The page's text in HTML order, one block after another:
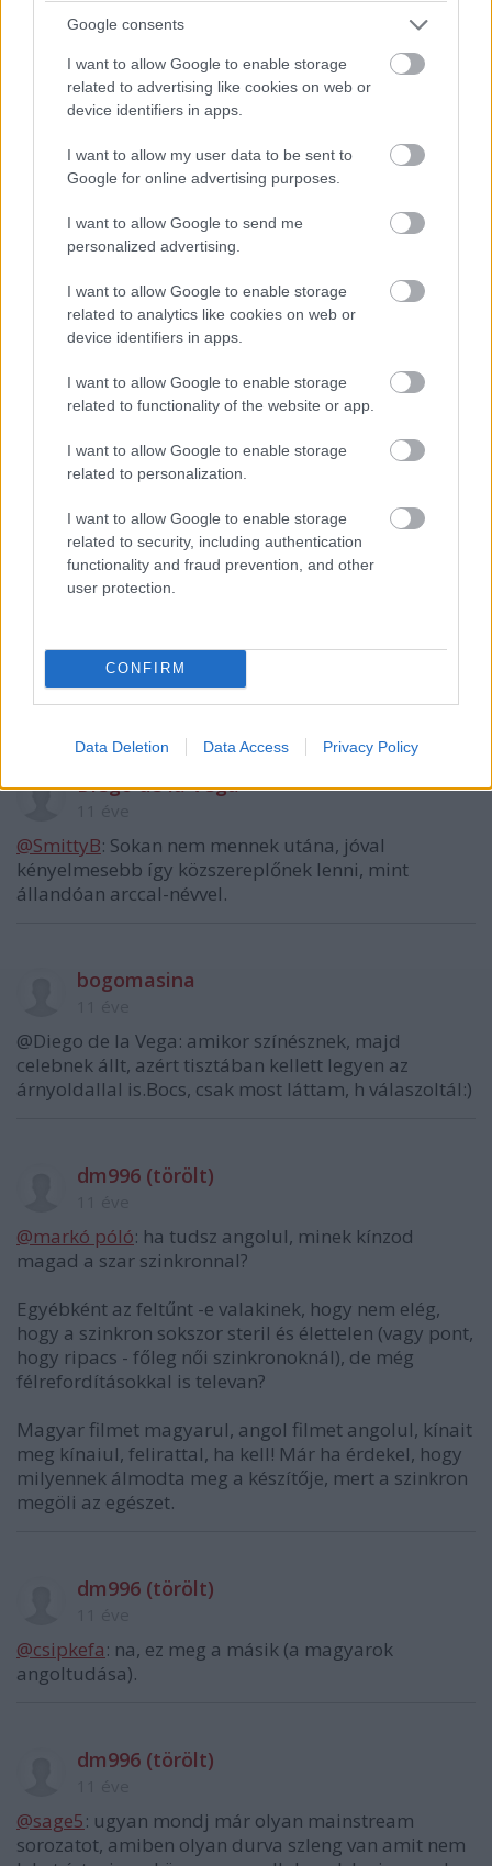
Google consents
I want to allow Google to enable storage
related to advertising like cookies on web or
device identifiers in apps.
I want to allow my user data to be sent to
Google for online advertising purposes.
I want to allow Google to send me
personalized advertising.
I want to allow Google to enable storage
related to analytics like cookies on web or
device identifiers in apps.
I want to allow Google to enable storage
related to functionality of the website or app.
I want to allow Google to enable storage
related to personalization.
I want to allow Google to enable storage
related to security, including authentication
functionality and fraud prevention, and other
user protection.
CONFIRM
Data Deletion Data Access Privacy Policy
@bogomasina
: Szerintem egy hétköznapi ember
ritkán találkozik a problémával, hogy tömegek
fikázzák a neten név szerint. A kedves Sixx is, aki
ehhez kéjesen aszisztál, megtehetné, hogy Varga
Attilaként írja alá a cikkeit, hogy belekóstoljon ebbe
11 éve
@csipkefa: És aki nem tud nyelveket?
Lemarad a film feléről, ha olvasnia kell.
@Diego de la Vega: Most baromságot írtál.
első tízet pölö!
...na ugye!
Diego de la Vega
11 éve
(én is megtudtam ugye valahogy), hanem, hogy nem
úgy írja alá a cikkeit. Egy rovatvezető, aki azt játssza,
Diego de la Vega
@SmittyB: Sokan nem mennek utána, jóval
kényelmesebb így közszereplőnek lenni, mint
állandóan arccal-névvel.
bogomasina
@Diego de la Vega: amikor színésznek, majd
celebnek állt, azért tisztában kellett legyen az
árnyoldallal is.Bocs, csak most láttam, h válaszoltál:)
dm996 (törölt)
@markó póló: ha tudsz angolul, minek kínzod
magad a szar szinkronnal?
Egyébként az feltűnt -e valakinek, hogy nem elég,
hogy a szinkron sokszor steril és élettelen (vagy pont,
hogy ripacs - főleg női szinkronoknál), de még
félrefordításokkal is televan?
Magyar filmet magyarul, angol filmet angolul, kínait
meg kínaiul, felirattal, ha kell! Már ha érdekel, hogy
milyennek álmodta meg a készítője, mert a szinkron
megöli az egészet.
dm996 (törölt)
@csipkefa: na, ez meg a másik (a magyarok
angoltudása).
dm996 (törölt)
@sage5: ugyan mondj már olyan mainstream
sorozatot, amiben olyan durva szleng van amit nem